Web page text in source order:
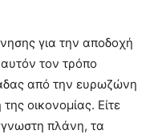
για την αποδοχή
αυτόν τον τρόπο
από την ευρωζώνη
οικονομίας. Είτε
πλάνη, τα